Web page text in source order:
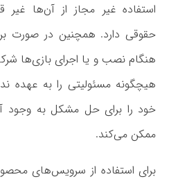
استفاده غیر مجاز از آن‌ها غیر
حقوقی دارد. همچنین در صورت
هنگام نصب و یا اجرای بازی‌ها
هیچگونه مسئولیتی را به عهده
خود را برای حل مشکل به وجود
ممکن می‌کند.
برای استفاده از سرویس‌های